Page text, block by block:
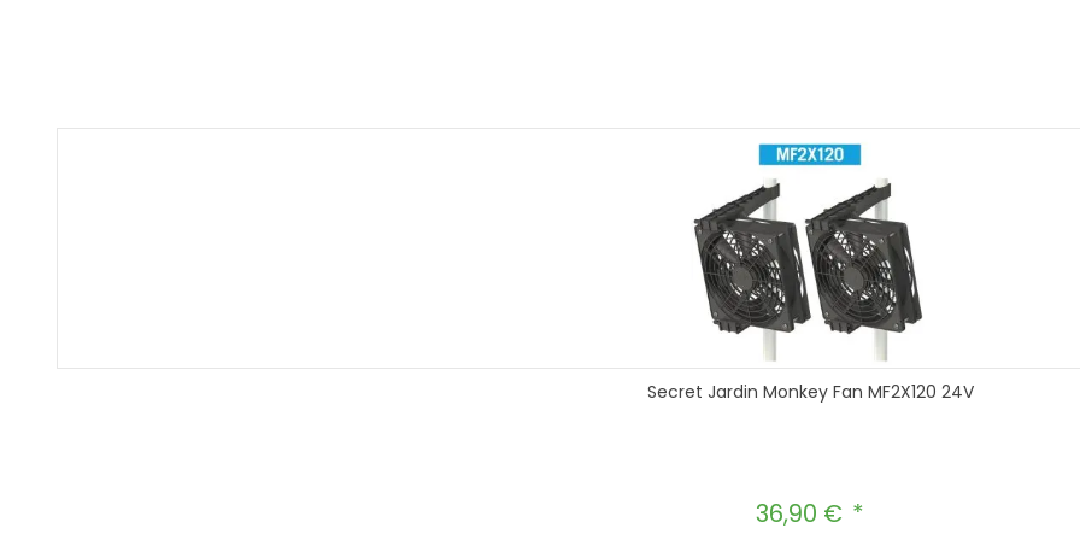
Secret Jardin Monkey Fan MF2X120 24V
Regulärer Preis:
36,90 €